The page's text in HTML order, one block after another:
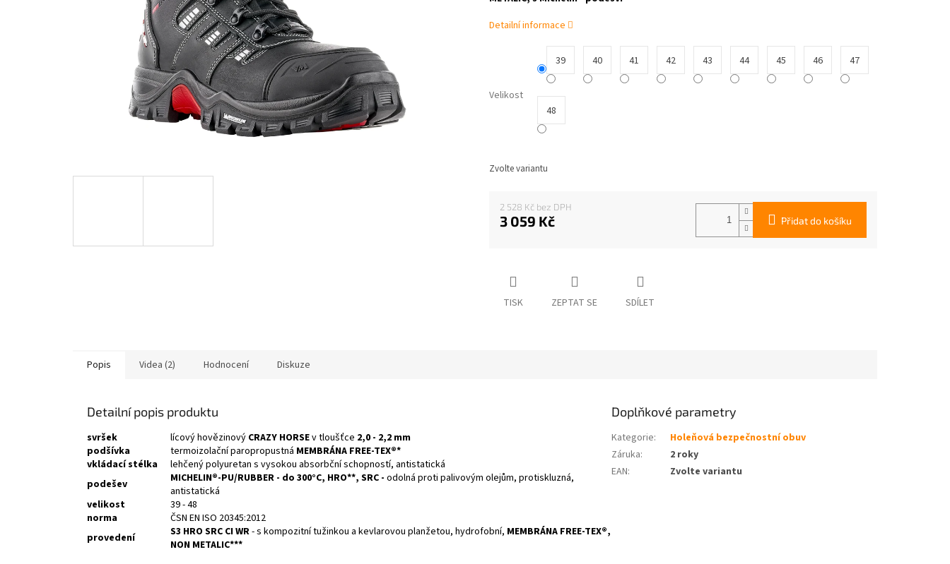
z
hvězdiček.
Velikost
39 40 41 42 43 44 45 46 47
48
Detailní informace
TISK ZEPTAT SE SDÍLET
Zvolte variantu
2 528 Kč
3 059 Kč Přidat do košíku
Popis Videa (2) Hodnocení Diskuze
Detailní popis produktu
svršek lícový hovězinový CRAZY HORSEv tloušťce 2,0 - 2,2 mm
podšívka
termoizolační paropropustná MEMBRÁNA FREE-TEX®*
vkládacístélka
lehčený polyuretan s vysokou absorbční schopností, antistatická
podešev
MICHELIN®-PU/RUBBER - do 300°C, HRO**, SRC - odolná proti palivovým olejům, protiskluzná,
antistatická
velikost
39 - 48
norma
ČSN EN ISO 20345:2012
provedení
S3 HRO SRC CI WR- s kompozitní tužinkou a kevlarovou planžetou, hydrofobní, MEMBRÁNA FREE-TEX®,
NON METALIC***
Doplňkové parametry
Kategorie:
Holeňová bezpečnostní obuv
Záruka:
2 roky
EAN: Zvolte variantu